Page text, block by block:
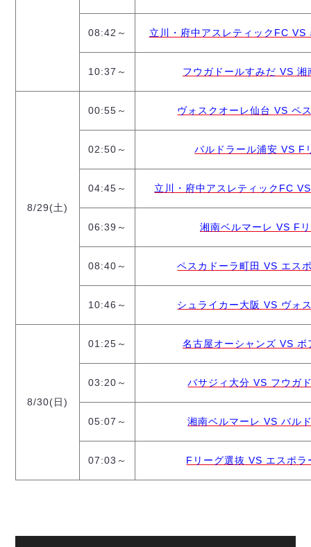
08:42～ 立川・府中アスレティックFC
10:37～ フウガドールすみだ VS
8/29(土)
00:55～ ヴォスクオーレ仙台 VS ペ
02:50～ バルドラール浦安 VS
04:45～ 立川・府中アスレティックFC
06:39～ 湘南ベルマーレ VS F
08:40～ ペスカドーラ町田 VS エス
10:46～ シュライカー大阪 VS ヴォ
8/30(日)
01:25～ 名古屋オーシャンズ VS
03:20～ バサジィ大分 VS フウガ
05:07～ 湘南ベルマーレ VS バル
07:03～ Fリーグ選抜 VS エスポ